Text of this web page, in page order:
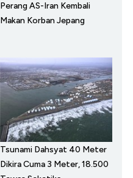
Perang AS-Iran Kembali
Makan Korban Jepang
Tsunami Dahsyat 40 Meter
Dikira Cuma 3 Meter, 18.500